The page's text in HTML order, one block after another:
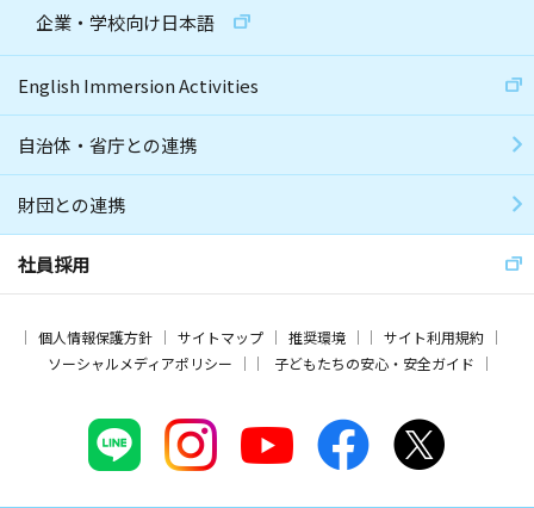
企業・学校向け日本語
English Immersion Activities
自治体・省庁との連携
財団との連携
社員採用
個人情報保護方針 サイトマップ 推奨環境
サイト利用規約
ソーシャルメディアポリシー
子どもたちの安心・安全ガイド